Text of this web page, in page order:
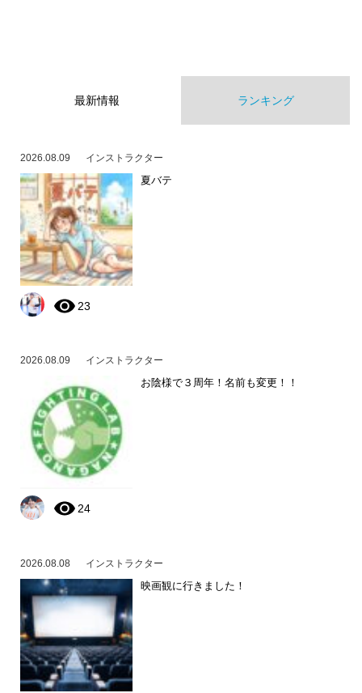
最新情報 ランキング
2026.08.09 インストラクター
夏バテ
23
2026.08.09 インストラクター
お陰様で３周年！名前も変更！！
24
2026.08.08 インストラクター
映画観に行きました！